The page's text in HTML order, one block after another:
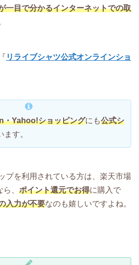
一目で分かるインターネットでの取
リライブシャツ公式オンラインショ
・Yahoo!ショッピングにも公式シ
す。
プを利用されている方は、楽天市場
、 ポイント還元でお得に購入で
入力が不要なのも嬉しいですよね。